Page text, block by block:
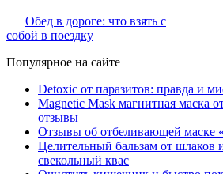
Обед в дороге: что взять с
собой в поездку
Популярное на сайте
Detoxic от паразитов: правда и
Magnetic Mask магнитная маска
отзывы
Отзывы об отбеливающей маске
Целительный бальзам от шлаков
свекольный квас